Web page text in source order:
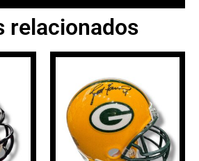
CON
1
relacionados